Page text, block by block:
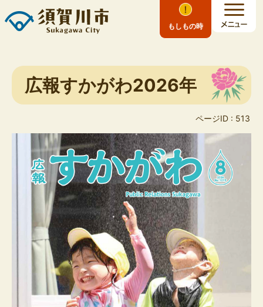
もしもの時
広報すかがわ2026年
ページID : 513